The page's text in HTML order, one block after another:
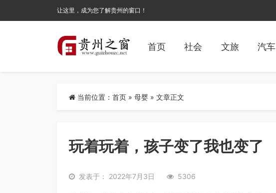
让这里，成为您了解贵州的窗口！
首页 社会 文旅 汽车
当前位置： 首页 » 母婴 » 文章正文
玩着玩着，孩子变了我也变了
发表于： 2022年7月3日 5306